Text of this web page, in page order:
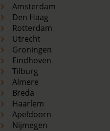
Amsterdam
Den Haag
Rotterdam
Utrecht
Groningen
Eindhoven
Tilburg
Almere
Breda
Haarlem
Apeldoorn
Nijmegen